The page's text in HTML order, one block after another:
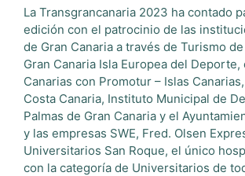
La Transgrancanaria 2023 ha contado
edición con el patrocinio de las
de Gran Canaria a través de Turismo
Gran Canaria Isla Europea del
Canarias con Promotur – Islas
Costa Canaria, Instituto Municipal de
Palmas de Gran Canaria y el
y las empresas SWE, Fred. Olsen
Universitarios San Roque, el único
con la categoría de Universitarios de